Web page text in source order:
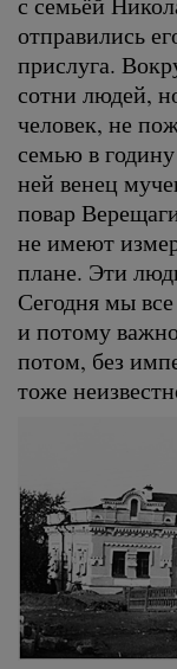
отправились
прислуга.
сотни людей,
человек, не
семью в
ней венец
повар
не имеют
плане. Эти
Сегодня мы
и потому
потом, без
тоже